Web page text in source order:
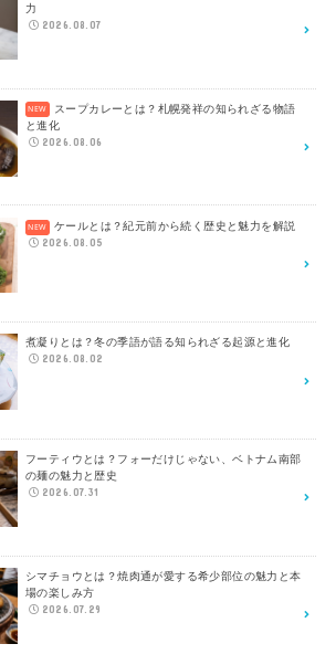
力
2026.08.07
スープカレーとは？札幌発祥の知られざる物語
と進化
2026.08.06
ケールとは？紀元前から続く歴史と魅力を解説
2026.08.05
煮凝りとは？冬の季語が語る知られざる起源と進化
2026.08.02
フーティウとは？フォーだけじゃない、ベトナム南部
の麺の魅力と歴史
2026.07.31
シマチョウとは？焼肉通が愛する希少部位の魅力と本
場の楽しみ方
2026.07.29